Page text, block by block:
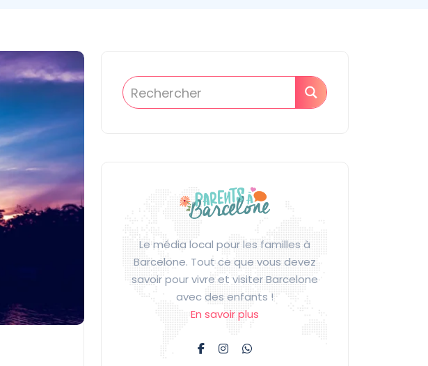
Le média local pour les familles à
Barcelone. Tout ce que vous devez
savoir pour vivre et visiter Barcelone
avec des enfants !
En savoir plus